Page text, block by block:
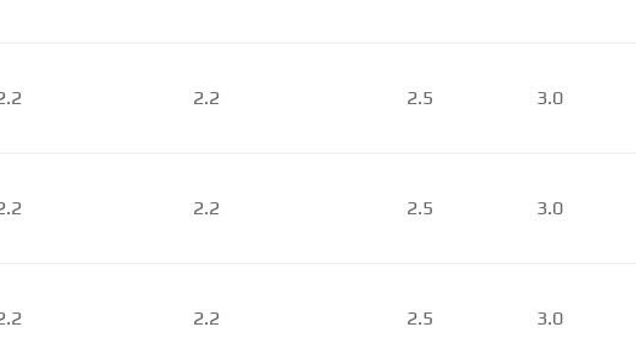
2.2 2.5 3.0
2.2 2.5 3.0
2.2 2.5 3.0